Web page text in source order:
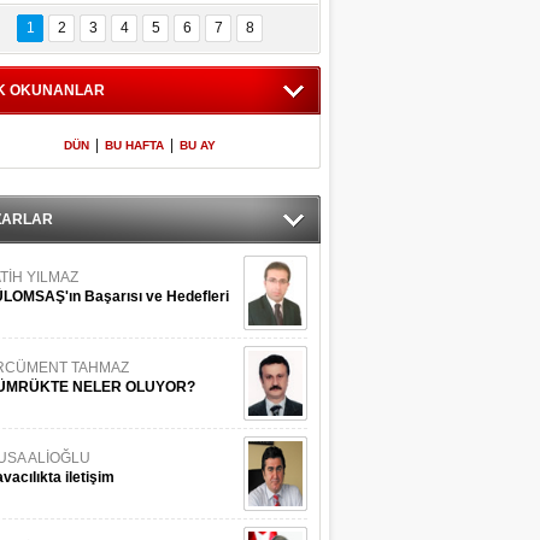
İstanbul
Adaları
600 milletvekilinin
listesi
1 2 3 4 5 6 7 8
OKUNANLAR
DÜN BU HAFTA BU AY
YILMAZ
Başarısı ve Hedefleri
TAHMAZ
NELER OLUYOR?
ALİOĞLU
iletişim